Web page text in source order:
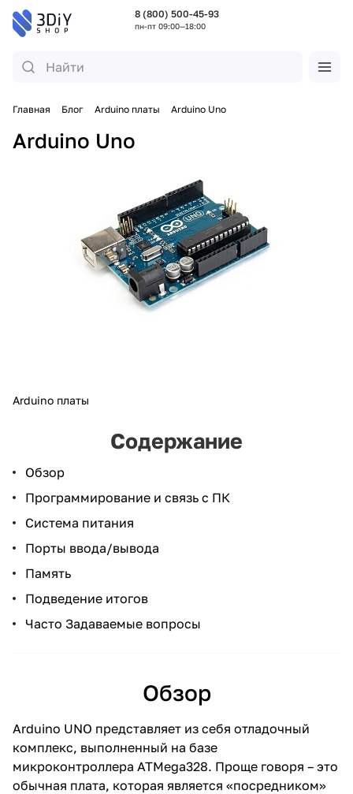
8 (800) 500-45-93
пн-пт 09:00—18:00
Главная Блог Arduino платы Arduino Uno
Arduino Uno
Arduino платы
Содержание
Обзор
Программирование и связь с ПК
Система питания
Порты ввода/вывода
Память
Подведение итогов
Часто Задаваемые вопросы
Обзор
Arduino UNO представляет из себя отладочный
комплекс, выполненный на базе
микроконтроллера ATMega328. Проще говоря – это
обычная плата, которая является «посредником»